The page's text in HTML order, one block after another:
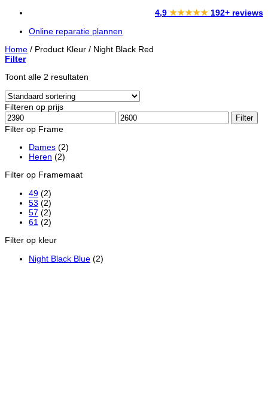
4,9 ★★★★★ 192+ reviews
Online reparatie plannen
Home / Product Kleur / Night Black Red
Filter
Toont alle 2 resultaten
Filteren op prijs
Min.
prijs
Max.
prijs
Filter
Filter op Frame
Dames (2)
Heren (2)
Filter op Framemaat
49 (2)
53 (2)
57 (2)
61 (2)
Filter op kleur
Night Black Blue (2)